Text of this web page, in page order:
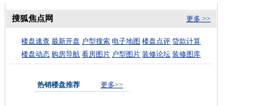
更多 >>
搜狐焦点网
楼盘速查 最新开盘 户型搜索 电子地图 楼盘点评 贷款计算
楼盘动态 购房导航 看房图片 户型图片 装修论坛 装修图库
热销楼盘推荐 更多>>